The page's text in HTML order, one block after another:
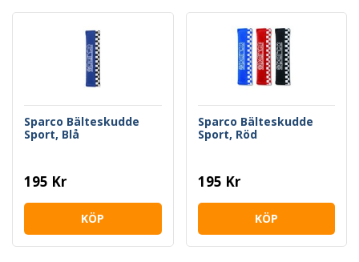
Sparco Bälteskudde
Sport, Blå
195 Kr
KÖP
Sparco Bälteskudde
Sport, Röd
195 Kr
KÖP